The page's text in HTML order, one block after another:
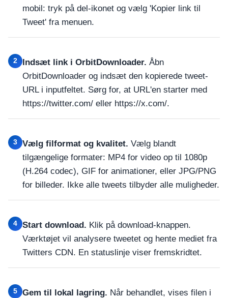
mobil: tryk på del-ikonet og vælg 'Kopier link til
Tweet' fra menuen.
2 Indsæt link i OrbitDownloader. Åbn
OrbitDownloader og indsæt den kopierede tweet-
URL i inputfeltet. Sørg for, at URL'en starter med
https://twitter.com/ eller https://x.com/.
3 Vælg filformat og kvalitet. Vælg blandt
tilgængelige formater: MP4 for video op til 1080p
(H.264 codec), GIF for animationer, eller JPG/PNG
for billeder. Ikke alle tweets tilbyder alle muligheder.
4 Start download. Klik på download-knappen.
Værktøjet vil analysere tweetet og hente mediet fra
Twitters CDN. En statuslinje viser fremskridtet.
5 Gem til lokal lagring. Når behandlet, vises filen i